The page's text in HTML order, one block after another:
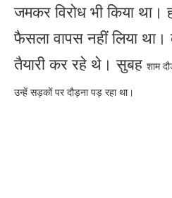
जमकर विरोध भी किया था।
फैसला वापस नहीं लिया था।
तैयारी कर रहे थे। सुबह शाम
उन्हें सड़कों पर दौड़ना पड़ रहा था।